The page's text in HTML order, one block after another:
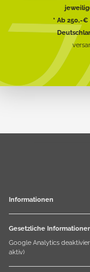
* Ab 250,-
Informationen
Gesetzliche
Google Analytics
aktiv)